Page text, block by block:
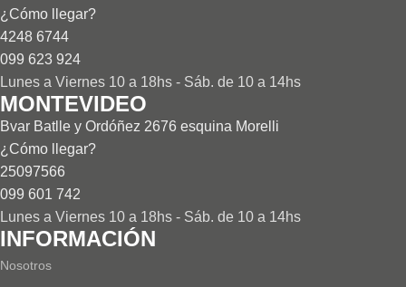
¿Cómo llegar?
4248 6744
099 623 924
Lunes a Viernes 10 a 18hs - Sáb. de 10 a 14hs
MONTEVIDEO
Bvar Batlle y Ordóñez 2676 esquina Morelli
¿Cómo llegar?
25097566
099 601 742
Lunes a Viernes 10 a 18hs - Sáb. de 10 a 14hs
INFORMACIÓN
Nosotros